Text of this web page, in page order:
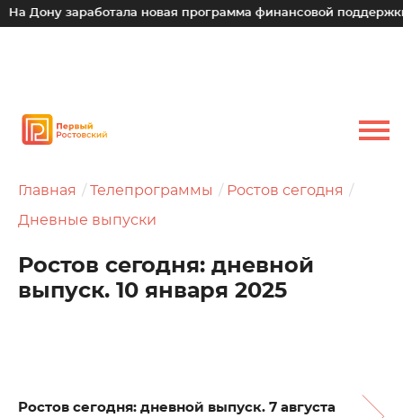
заработала новая программа финансовой поддержки для
Главная Телепрограммы Ростов сегодня
Дневные выпуски
Ростов сегодня: дневной
выпуск. 10 января 2025
Ростов сегодня: дневной выпуск. 7 августа